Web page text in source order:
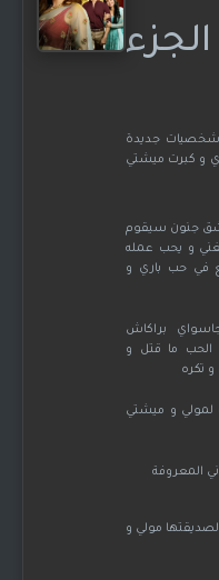
جديدة
و كبرت ميشتي
جنون سيقوم
و يحب عمله
في حب باري و
براكاش
ما قتل و
تكره
لمولي و ميشتي
المعروفة
لصديقتها مولي و